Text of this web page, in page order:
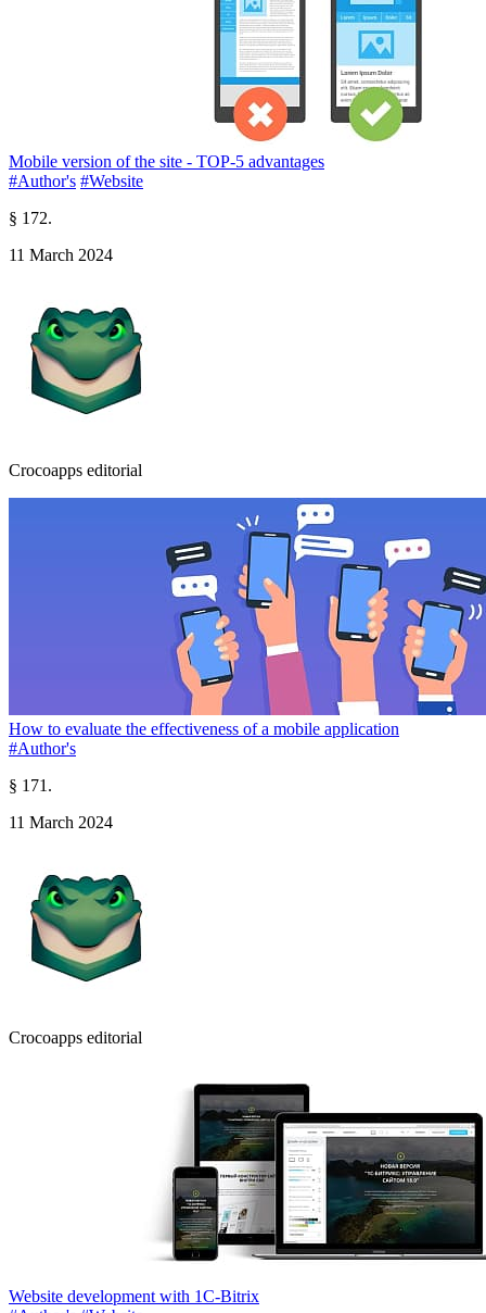
Mobile version of the site - TOP-5 advantages
#Author's #Website
§ 172.
11 March 2024
Crocoapps editorial
How to evaluate the effectiveness of a mobile application
#Author's
§ 171.
11 March 2024
Crocoapps editorial
Website development with 1C-Bitrix